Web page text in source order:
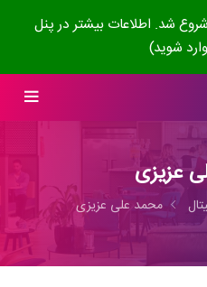
دوره جدید (مهر ۱۴۰۴) شروع شد. اطلاعات بیشتر در پنل
شوید)
عزیزی
محمد علی عزیزی